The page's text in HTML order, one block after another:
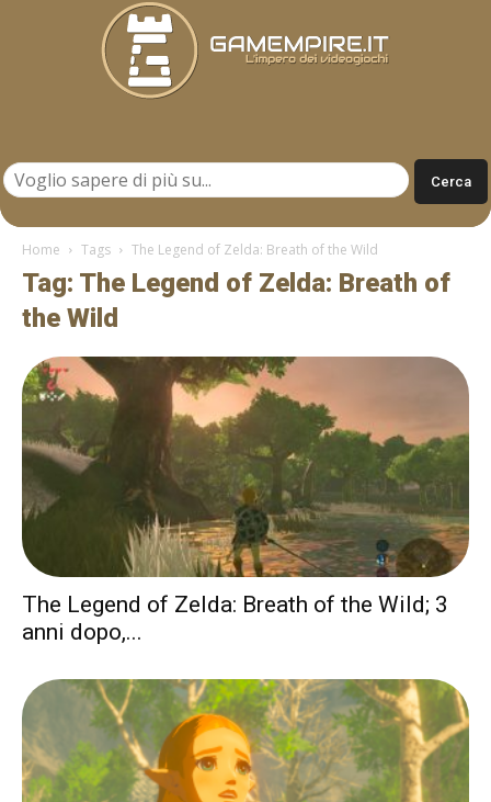
Home Tags The Legend of Zelda: Breath of the Wild
Tag: The Legend of Zelda: Breath of
the Wild
The Legend of Zelda: Breath of the Wild; 3
anni dopo,...